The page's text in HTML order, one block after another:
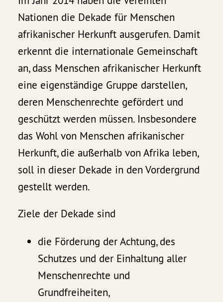
Nationen die Dekade für Menschen
afrikanischer Herkunft ausgerufen. Damit
erkennt die internationale Gemeinschaft
an, dass Menschen afrikanischer Herkunft
eine eigenständige Gruppe darstellen,
deren Menschenrechte gefördert und
geschützt werden müssen. Insbesondere
das Wohl von Menschen afrikanischer
Herkunft, die außerhalb von Afrika leben,
soll in dieser Dekade in den Vordergrund
gestellt werden.
Ziele der Dekade sind
die Förderung der Achtung, des
Schutzes und der Einhaltung aller
Menschenrechte und
Grundfreiheiten,